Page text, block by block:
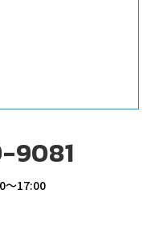
9081
〜17:00